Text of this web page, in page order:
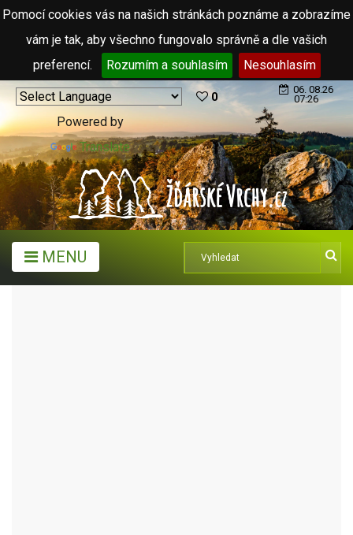
Pomocí cookies vás na našich stránkách poznáme a zobrazíme
vám je tak, aby všechno fungovalo správně a dle vašich
preferencí.
Rozumím a souhlasím Nesouhlasím
Powered by
Translate
0
06. 08.26
07:26
MENU